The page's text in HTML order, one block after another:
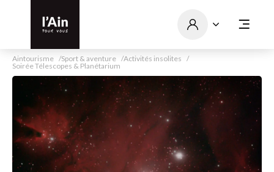
Aintourisme Sport & aventure
Activités insolites
Soirée Télescopes & Planétarium